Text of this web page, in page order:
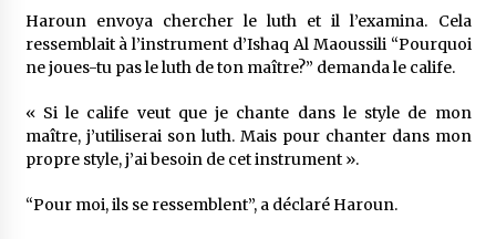
Haroun envoya chercher le luth et il l’examina. Cela
ressemblait à l’instrument d’Ishaq Al Maoussili “Pourquoi
ne joues-tu pas le luth de ton maître?” demanda le calife.
« Si le calife veut que je chante dans le style de mon
maître, j’utiliserai son luth. Mais pour chanter dans mon
propre style, j’ai besoin de cet instrument ».
“Pour moi, ils se ressemblent”, a déclaré Haroun.